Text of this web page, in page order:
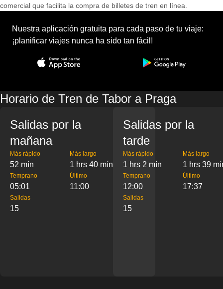
comercial que facilita la compra de billetes de tren en línea.
Nuestra aplicación gratuita para cada paso de tu viaje:
¡planificar viajes nunca ha sido tan fácil!
Horario de Tren de Tabor a Praga
Salidas por la
mañana
Más rápido
52 mín
Más largo
1 hrs 40 mín
Temprano
05:01
Último
11:00
Salidas
15
Salidas por la
tarde
Más rápido
1 hrs 2 mín
Más largo
1 hrs 39
Temprano
12:00
Último
17:37
Salidas
15